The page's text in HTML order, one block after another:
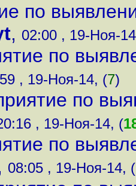
по
, 02:00 , 19-Ноя-
по
, 19-Ноя-14, (7)
по
, 19-Ноя-14, (
по
08:05 , 19-Ноя-14, (